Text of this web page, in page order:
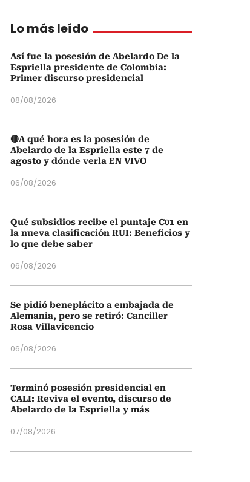
Lo más leído
Así fue la posesión de Abelardo De la
Espriella presidente de Colombia:
Primer discurso presidencial
08/08/2026
🔴A qué hora es la posesión de
Abelardo de la Espriella este 7 de
agosto y dónde verla EN VIVO
06/08/2026
Qué subsidios recibe el puntaje C01 en
la nueva clasificación RUI: Beneficios y
lo que debe saber
06/08/2026
Se pidió beneplácito a embajada de
Alemania, pero se retiró: Canciller
Rosa Villavicencio
06/08/2026
Terminó posesión presidencial en
CALI: Reviva el evento, discurso de
Abelardo de la Espriella y más
07/08/2026